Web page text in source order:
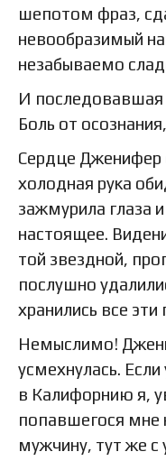
шепотом фраз,
невообразимый
незабываемо
И
Боль от
Сердце
холодная рука
зажмурила глаза
настоящее.
той звездной,
послушно
хранились все эти
Немыслимо!
усмехнулась.
в Калифорнию я,
попавшегося мне
мужчину, тут же с